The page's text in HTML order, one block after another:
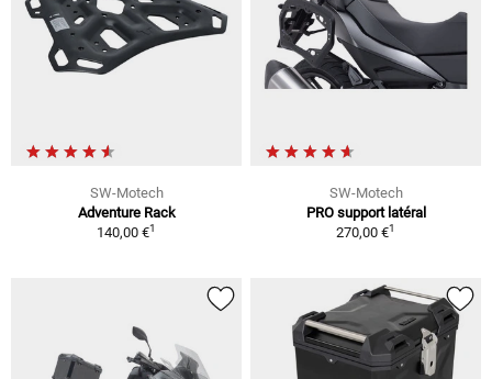
SW-Motech
Adventure Rack
140,00 €1
SW-Motech
PRO support latéral
270,00 €1